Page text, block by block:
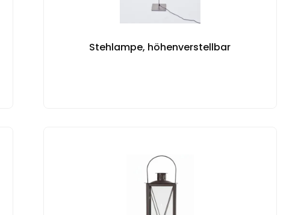
Stehlampe, höhenverstellbar